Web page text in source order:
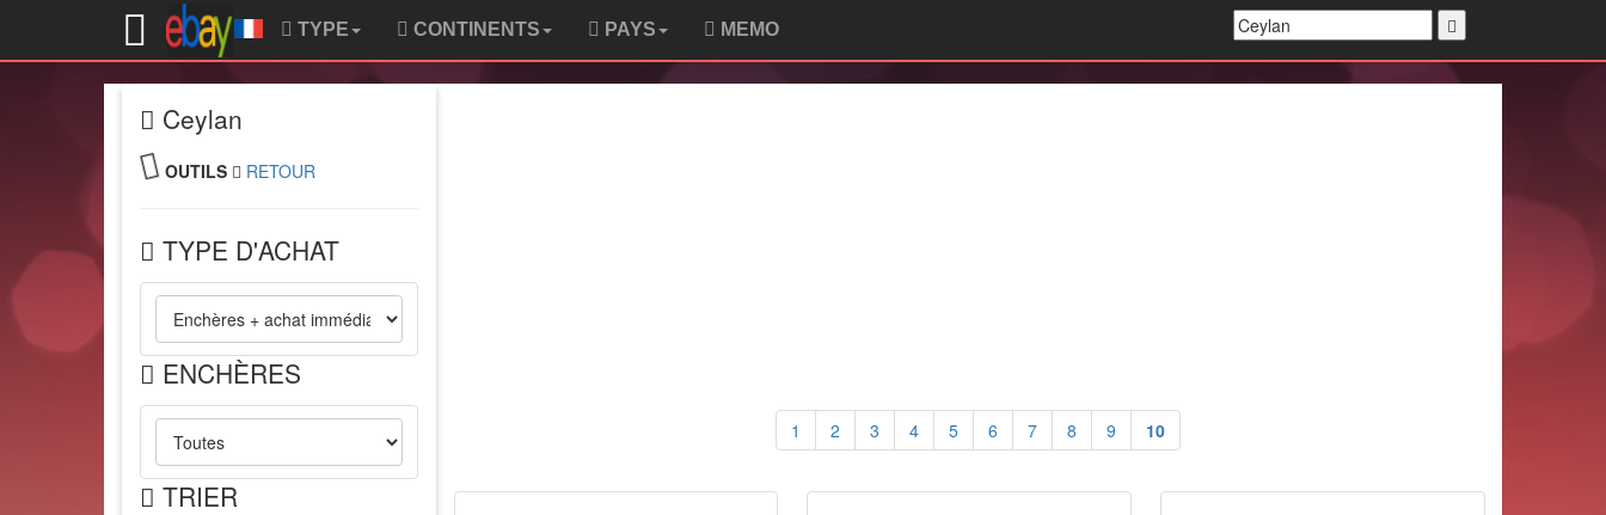
TYPE CONTINENTS PAYS MEMO
Ceylan
OUTILS RETOUR
TYPE D'ACHAT
ENCHÈRES
TRIER
1 2 3 4 5 6 7 8 9 10